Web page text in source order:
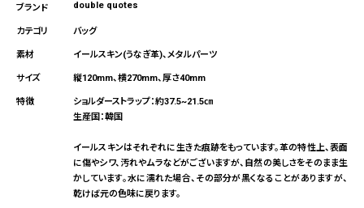
double quotes
バッグ
イールスキン(うなぎ革)、メタルパーツ
縦120mm、横270mm、厚さ40mm
ショルダーストラップ：約37.5~21.5㎝
生産国：韓国
イールスキンはそれぞれに生きた痕跡をもっています。革の特性上、表面
に傷やシワ、汚れやムラなどがございますが、自然の美しさをそのまま生
かしています。水に濡れた場合、その部分が黒くなることがありますが、
乾けば元の色味に戻ります。